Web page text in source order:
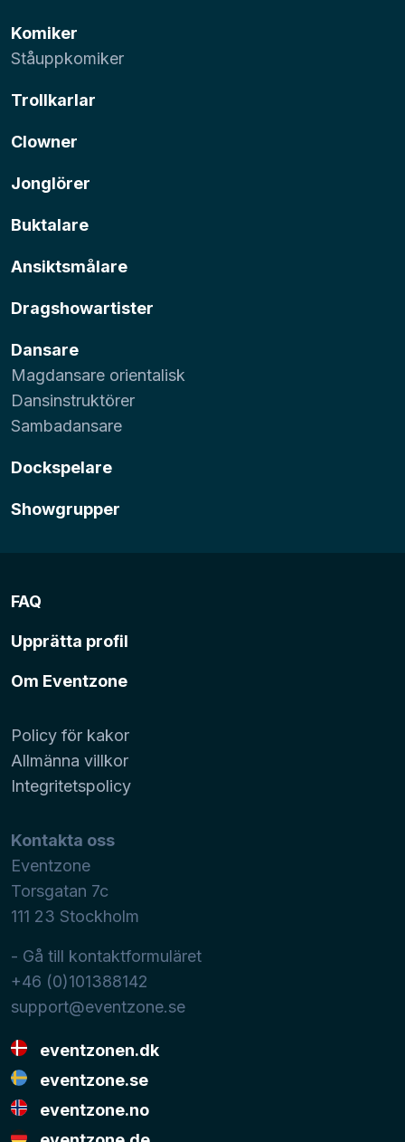
Komiker
Ståuppkomiker
Trollkarlar
Clowner
Jonglörer
Buktalare
Ansiktsmålare
Dragshowartister
Dansare
Magdansare orientalisk
Dansinstruktörer
Sambadansare
Dockspelare
Showgrupper
FAQ
Upprätta profil
Om Eventzone
Policy för kakor
Allmänna villkor
Integritetspolicy
Kontakta oss
Eventzone
Torsgatan 7c
111 23 Stockholm
- Gå till kontaktformuläret
+46 (0)101388142
support@eventzone.se
eventzonen.dk
eventzone.se
eventzone.no